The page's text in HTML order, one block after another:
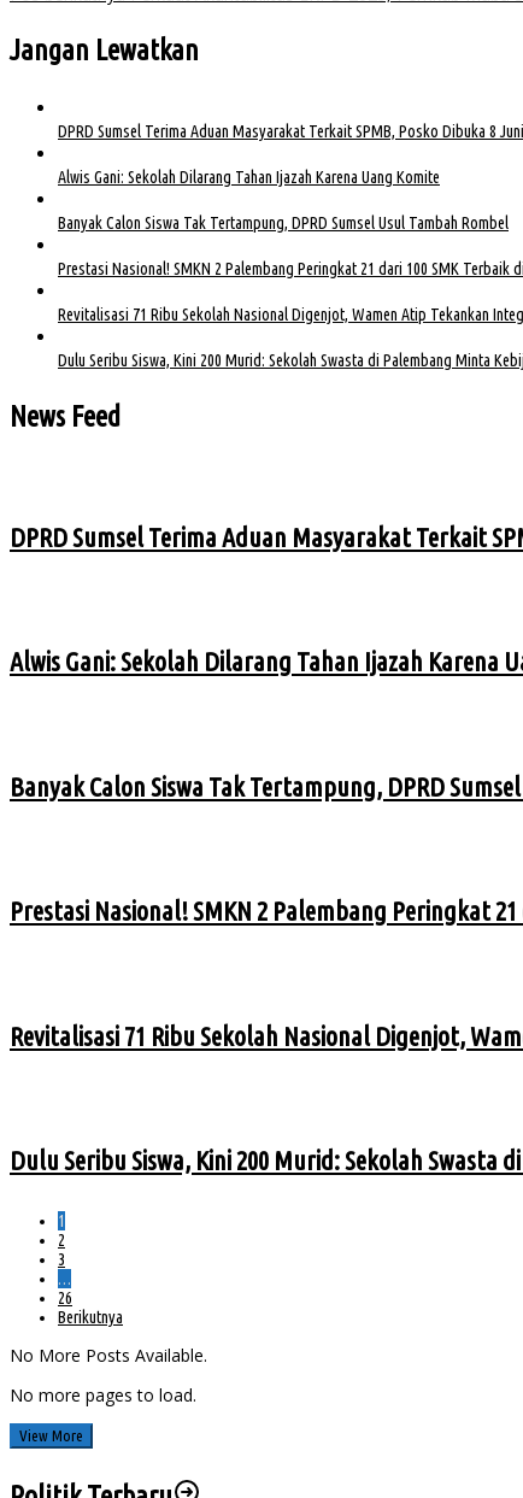
Jangan Lewatkan
DPRD Sumsel Terima Aduan Masyarakat Terkait SPMB, Posko Dibuka 8 Juni
Alwis Gani: Sekolah Dilarang Tahan Ijazah Karena Uang Komite
Banyak Calon Siswa Tak Tertampung, DPRD Sumsel Usul Tambah Rombel
Prestasi Nasional! SMKN 2 Palembang Peringkat 21 dari 100 SMK Terbaik
Revitalisasi 71 Ribu Sekolah Nasional Digenjot, Wamen Atip Tekankan
Dulu Seribu Siswa, Kini 200 Murid: Sekolah Swasta di Palembang Minta
News Feed
DPRD Sumsel Terima Aduan Masyarakat Terkait
Alwis Gani: Sekolah Dilarang Tahan Ijazah Karena
Banyak Calon Siswa Tak Tertampung, DPRD
Prestasi Nasional! SMKN 2 Palembang Peringkat
Revitalisasi 71 Ribu Sekolah Nasional Digenjot,
Dulu Seribu Siswa, Kini 200 Murid: Sekolah Swasta
1
2
3
…
26
Berikutnya
No More Posts Available.
No more pages to load.
View More